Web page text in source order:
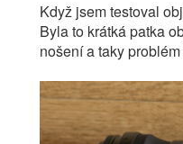
Když jsem testoval
Byla to krátká patka
nošení a taky